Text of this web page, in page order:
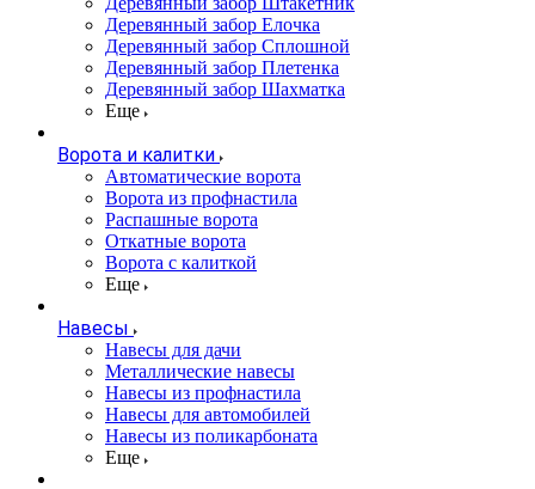
Деревянный забор Елочка
Деревянный забор Сплошной
Деревянный забор Плетенка
Деревянный забор Шахматка
Еще
Ворота и калитки
Автоматические ворота
Ворота из профнастила
Распашные ворота
Откатные ворота
Ворота с калиткой
Еще
Навесы
Навесы для дачи
Металлические навесы
Навесы из профнастила
Навесы для автомобилей
Навесы из поликарбоната
Еще